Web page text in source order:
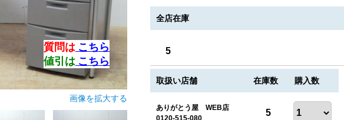
質問は こちら
値引は こちら
画像を拡大する
全店在庫
5
取扱い店舗 在庫数 購入数
ありがとう屋 WEB店
0120-515-080
5